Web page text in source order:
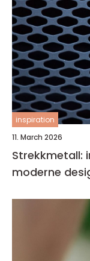
inspiration
11. March 2026
Strekkmetall:
moderne